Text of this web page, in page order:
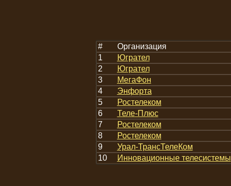
# Организация
1
Югрател
2
Югрател
3
МегаФон
4
Энфорта
5
Ростелеком
6
Теле-Плюс
7
Ростелеком
8
Ростелеком
9
Урал-ТрансТелеКом
10
Инновационные телесистемы